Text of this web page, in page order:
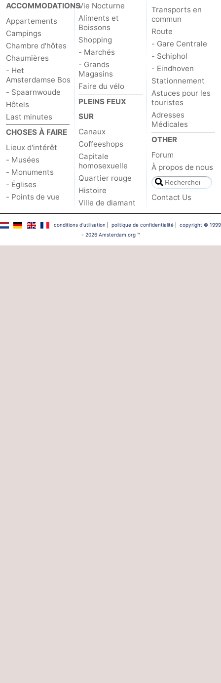
ACCOMMODATIONS
Appartements
Campings
Chambre d'hôtes
Chaumières
- Het
Amsterdamse Bos
- Spaarnwoude
Hôtels
Last minutes
CHOSES À FAIRE
Lieux d'intérêt
- Musées
- Monuments
- Églises
- Points de vue
Vie Nocturne
Aliments et
Boissons
Shopping
- Marchés
- Grands
Magasins
Faire du vélo
PLEINS FEUX
SUR
Canaux
Coffeeshops
Capitale
homosexuelle
Quartier rouge
Histoire
Ville de diamant
Transports en
commun
Route
- Gare Centrale
- Schiphol
- Eindhoven
Stationnement
Astuces pour les
touristes
Adresses
Médicales
OTHER
Forum
À propos de nous
Contact Us
conditions d‘utilisation politique de confidentialité| copyright © 1999
- 2026 Amsterdam.org™